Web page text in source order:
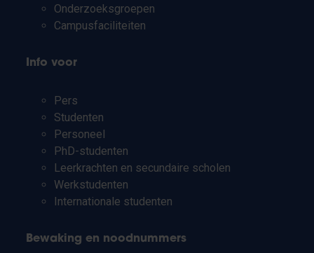
Onderzoeksgroepen
Campusfaciliteiten
Info voor
Pers
Studenten
Personeel
PhD-studenten
Leerkrachten en secundaire scholen
Werkstudenten
Internationale studenten
Bewaking en noodnummers